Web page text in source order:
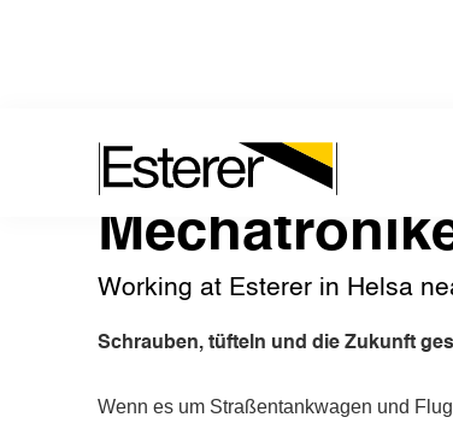
Working at Esterer in Helsa
Schrauben, tüfteln und die Zukunft
Wenn es um Straßentankwagen und